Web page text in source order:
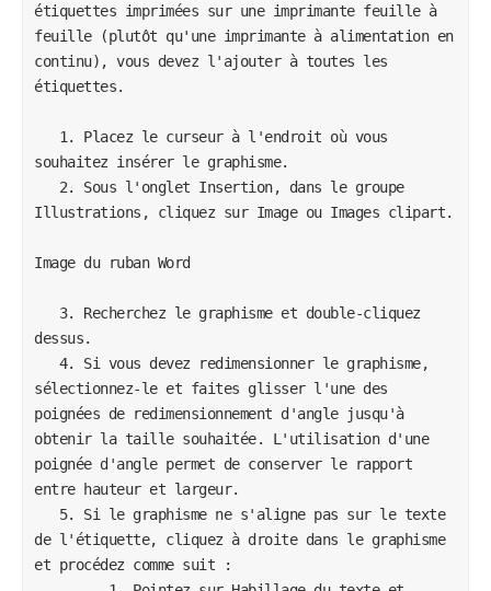
étiquettes imprimées sur une imprimante feuille à
feuille (plutôt qu'une imprimante à alimentation en
continu), vous devez l'ajouter à toutes les
étiquettes.
souhaitez insérer le graphisme.
Illustrations, cliquez sur Image ou Images clipart.
Image du ruban Word
dessus.
sélectionnez-le et faites glisser l'une des
poignées de redimensionnement d'angle jusqu'à
obtenir la taille souhaitée. L'utilisation d'une
poignée d'angle permet de conserver le rapport
entre hauteur et largeur.
de l'étiquette, cliquez à droite dans le graphisme
et procédez comme suit :